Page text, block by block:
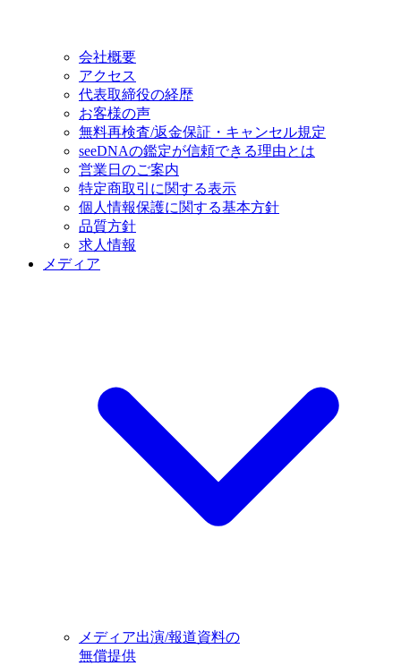
会社概要
アクセス
代表取締役の経歴
お客様の声
無料再検査/返金保証・キャンセル規定
seeDNAの鑑定が信頼できる理由とは
営業日のご案内
特定商取引に関する表示
個人情報保護に関する基本方針
品質方針
求人情報
メディア
メディア出演/報道資料の
無償提供